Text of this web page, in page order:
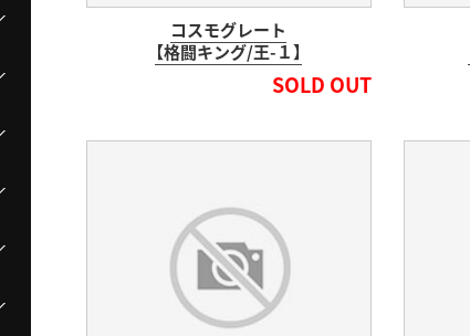
コスモグレート
【格闘キング/王-１】
SOLD OUT